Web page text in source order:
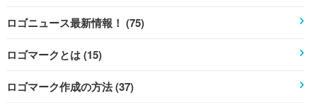
ロゴニュース最新情報！ (75)
ロゴマークとは (15)
ロゴマーク作成の方法 (37)